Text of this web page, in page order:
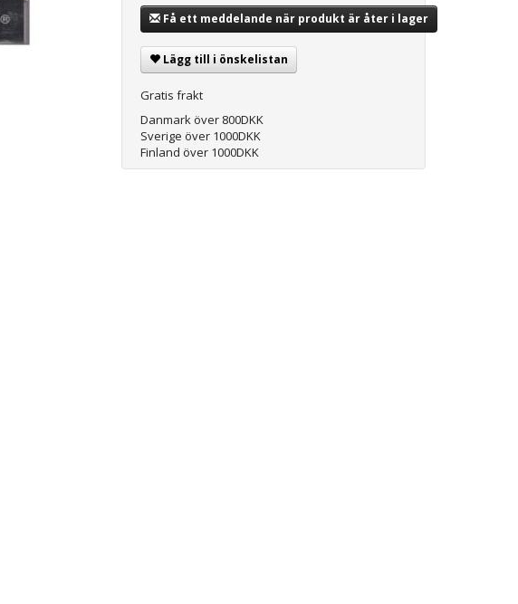
Få ett meddelande när produkt är åter i lager
Lägg till i önskelistan
Gratis frakt
Danmark över 800DKK
Sverige över 1000DKK
Finland över 1000DKK